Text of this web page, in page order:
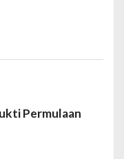
Permulaan